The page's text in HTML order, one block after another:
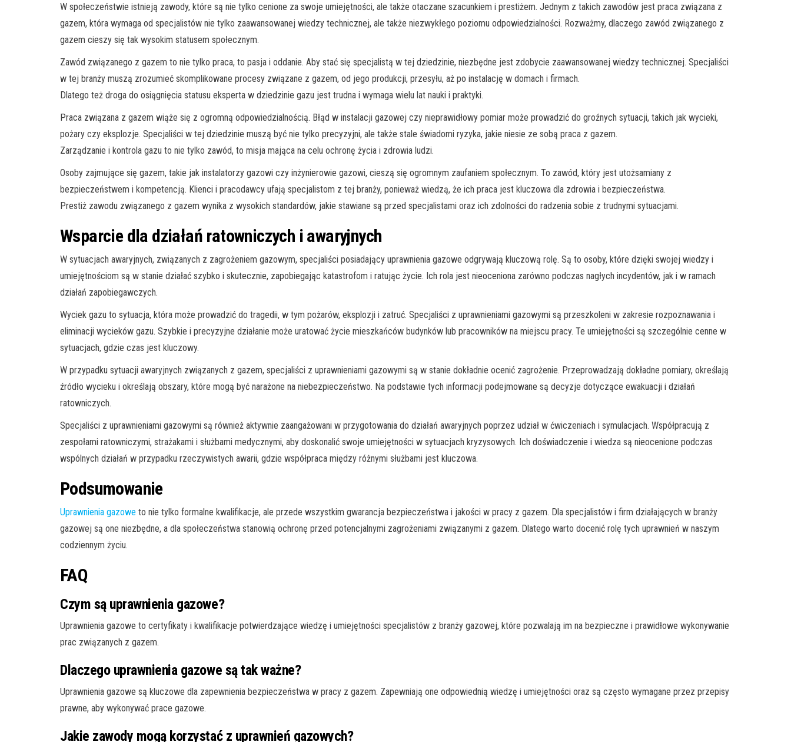
W społeczeństwie istnieją zawody, które są nie tylko cenione za swoje umiejętności, ale także otaczane szacunkiem i prestiżem. Jednym z takich zawodów jest praca związana z
gazem, która wymaga od specjalistów nie tylko zaawansowanej wiedzy technicznej, ale także niezwykłego poziomu odpowiedzialności. Rozważmy, dlaczego zawód związanego z
gazem cieszy się tak wysokim statusem społecznym.
Zawód związanego z gazem to nie tylko praca, to pasja i oddanie. Aby stać się specjalistą w tej dziedzinie, niezbędne jest zdobycie zaawansowanej wiedzy technicznej. Specjaliści
w tej branży muszą zrozumieć skomplikowane procesy związane z gazem, od jego produkcji, przesyłu, aż po instalację w domach i firmach.
Dlatego też droga do osiągnięcia statusu eksperta w dziedzinie gazu jest trudna i wymaga wielu lat nauki i praktyki.
Praca związana z gazem wiąże się z ogromną odpowiedzialnością. Błąd w instalacji gazowej czy nieprawidłowy pomiar może prowadzić do groźnych sytuacji, takich jak wycieki,
pożary czy eksplozje. Specjaliści w tej dziedzinie muszą być nie tylko precyzyjni, ale także stale świadomi ryzyka, jakie niesie ze sobą praca z gazem.
Zarządzanie i kontrola gazu to nie tylko zawód, to misja mająca na celu ochronę życia i zdrowia ludzi.
Osoby zajmujące się gazem, takie jak instalatorzy gazowi czy inżynierowie gazowi, cieszą się ogromnym zaufaniem społecznym. To zawód, który jest utożsamiany z
bezpieczeństwem i kompetencją. Klienci i pracodawcy ufają specjalistom z tej branży, ponieważ wiedzą, że ich praca jest kluczowa dla zdrowia i bezpieczeństwa.
Prestiż zawodu związanego z gazem wynika z wysokich standardów, jakie stawiane są przed specjalistami oraz ich zdolności do radzenia sobie z trudnymi sytuacjami.
Wsparcie dla działań ratowniczych i awaryjnych
W sytuacjach awaryjnych, związanych z zagrożeniem gazowym, specjaliści posiadający uprawnienia gazowe odgrywają kluczową rolę. Są to osoby, które dzięki swojej wiedzy i
umiejętnościom są w stanie działać szybko i skutecznie, zapobiegając katastrofom i ratując życie. Ich rola jest nieoceniona zarówno podczas nagłych incydentów, jak i w ramach
działań zapobiegawczych.
Wyciek gazu to sytuacja, która może prowadzić do tragedii, w tym pożarów, eksplozji i zatruć. Specjaliści z uprawnieniami gazowymi są przeszkoleni w zakresie rozpoznawania i
eliminacji wycieków gazu. Szybkie i precyzyjne działanie może uratować życie mieszkańców budynków lub pracowników na miejscu pracy. Te umiejętności są szczególnie cenne w
sytuacjach, gdzie czas jest kluczowy.
W przypadku sytuacji awaryjnych związanych z gazem, specjaliści z uprawnieniami gazowymi są w stanie dokładnie ocenić zagrożenie. Przeprowadzają dokładne pomiary, określają
źródło wycieku i określają obszary, które mogą być narażone na niebezpieczeństwo. Na podstawie tych informacji podejmowane są decyzje dotyczące ewakuacji i działań
ratowniczych.
Specjaliści z uprawnieniami gazowymi są również aktywnie zaangażowani w przygotowania do działań awaryjnych poprzez udział w ćwiczeniach i symulacjach. Współpracują z
zespołami ratowniczymi, strażakami i służbami medycznymi, aby doskonalić swoje umiejętności w sytuacjach kryzysowych. Ich doświadczenie i wiedza są nieocenione podczas
wspólnych działań w przypadku rzeczywistych awarii, gdzie współpraca między różnymi służbami jest kluczowa.
Podsumowanie
Uprawnienia gazowe to nie tylko formalne kwalifikacje, ale przede wszystkim gwarancja bezpieczeństwa i jakości w pracy z gazem. Dla specjalistów i firm działających w branży
gazowej są one niezbędne, a dla społeczeństwa stanowią ochronę przed potencjalnymi zagrożeniami związanymi z gazem. Dlatego warto docenić rolę tych uprawnień w naszym
codziennym życiu.
FAQ
Czym są uprawnienia gazowe?
Uprawnienia gazowe to certyfikaty i kwalifikacje potwierdzające wiedzę i umiejętności specjalistów z branży gazowej, które pozwalają im na bezpieczne i prawidłowe wykonywanie
prac związanych z gazem.
Dlaczego uprawnienia gazowe są tak ważne?
Uprawnienia gazowe są kluczowe dla zapewnienia bezpieczeństwa w pracy z gazem. Zapewniają one odpowiednią wiedzę i umiejętności oraz są często wymagane przez przepisy
prawne, aby wykonywać prace gazowe.
Jakie zawody mogą korzystać z uprawnień gazowych?